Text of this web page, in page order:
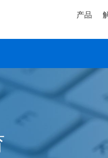
产品